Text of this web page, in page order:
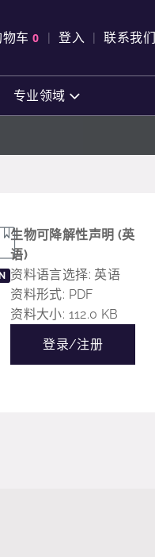
Search
物车 0
查看购物车
登入 联系我们
专业领域
生物可降解性声明 (英
语)
资料语言选择: 英语
资料形式: PDF
资料大小: 112.0 KB
登录/注册